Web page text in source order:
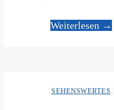
Weiterlesen →
SEHENSWERTES